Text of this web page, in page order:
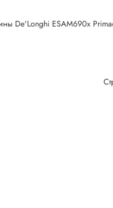
De'Longhi ESAM690x